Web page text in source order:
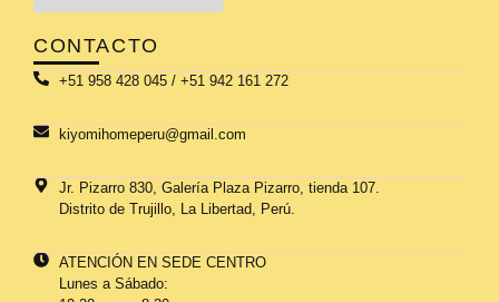
CONTACTO
+51 958 428 045 / +51 942 161 272
kiyomihomeperu@gmail.com
Jr. Pizarro 830, Galería Plaza Pizarro, tienda 107.
Distrito de Trujillo, La Libertad, Perú.
ATENCIÓN EN SEDE CENTRO
Lunes a Sábado: